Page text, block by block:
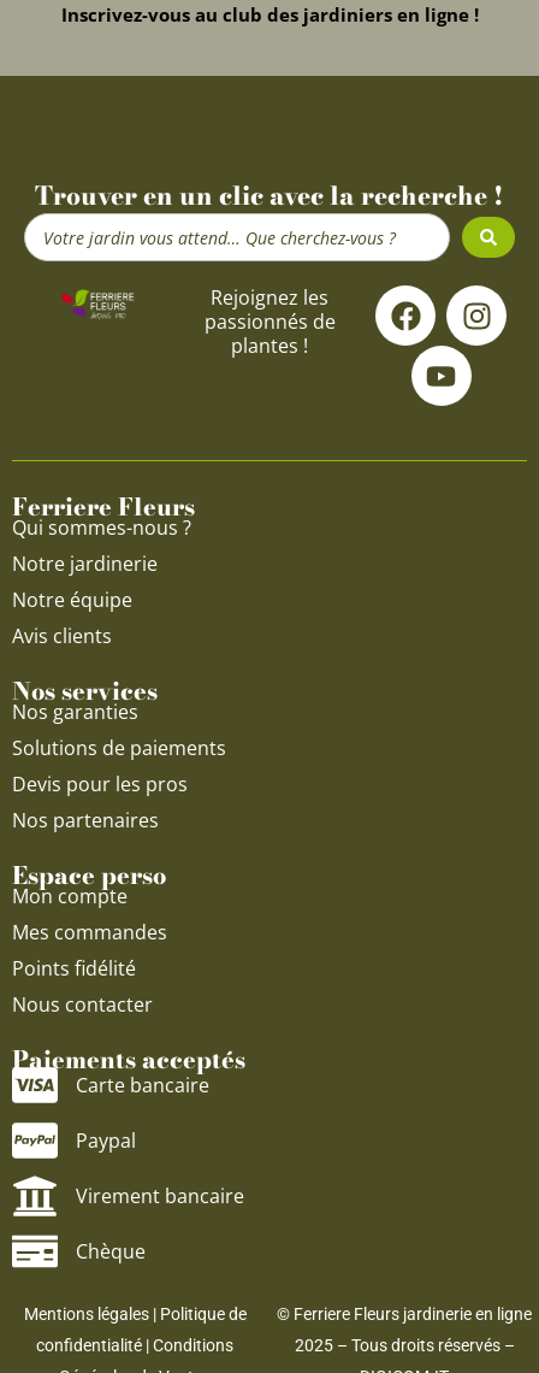
Inscrivez-vous au club des jardiniers en ligne !
Trouver en un clic avec la recherche !
Search
...
Rejoignez les
passionnés de
plantes !
F
a
c
e
o
I
n
s
g
Y
o
u
t
u
b
Ferriere Fleurs
Qui sommes-nous ?
Notre jardinerie
Notre équipe
Avis clients
Nos services
Nos garanties
Solutions de paiements
Devis pour les pros
Nos partenaires
Espace perso
Mon compte
Mes commandes
Points fidélité
Nous contacter
Paiements acceptés
Carte bancaire
Paypal
Virement bancaire
Chèque
Mentions légales| Politique de
confidentialité |Conditions
© Ferriere Fleurs jardinerie en ligne
2025 – Tous droits réservés –